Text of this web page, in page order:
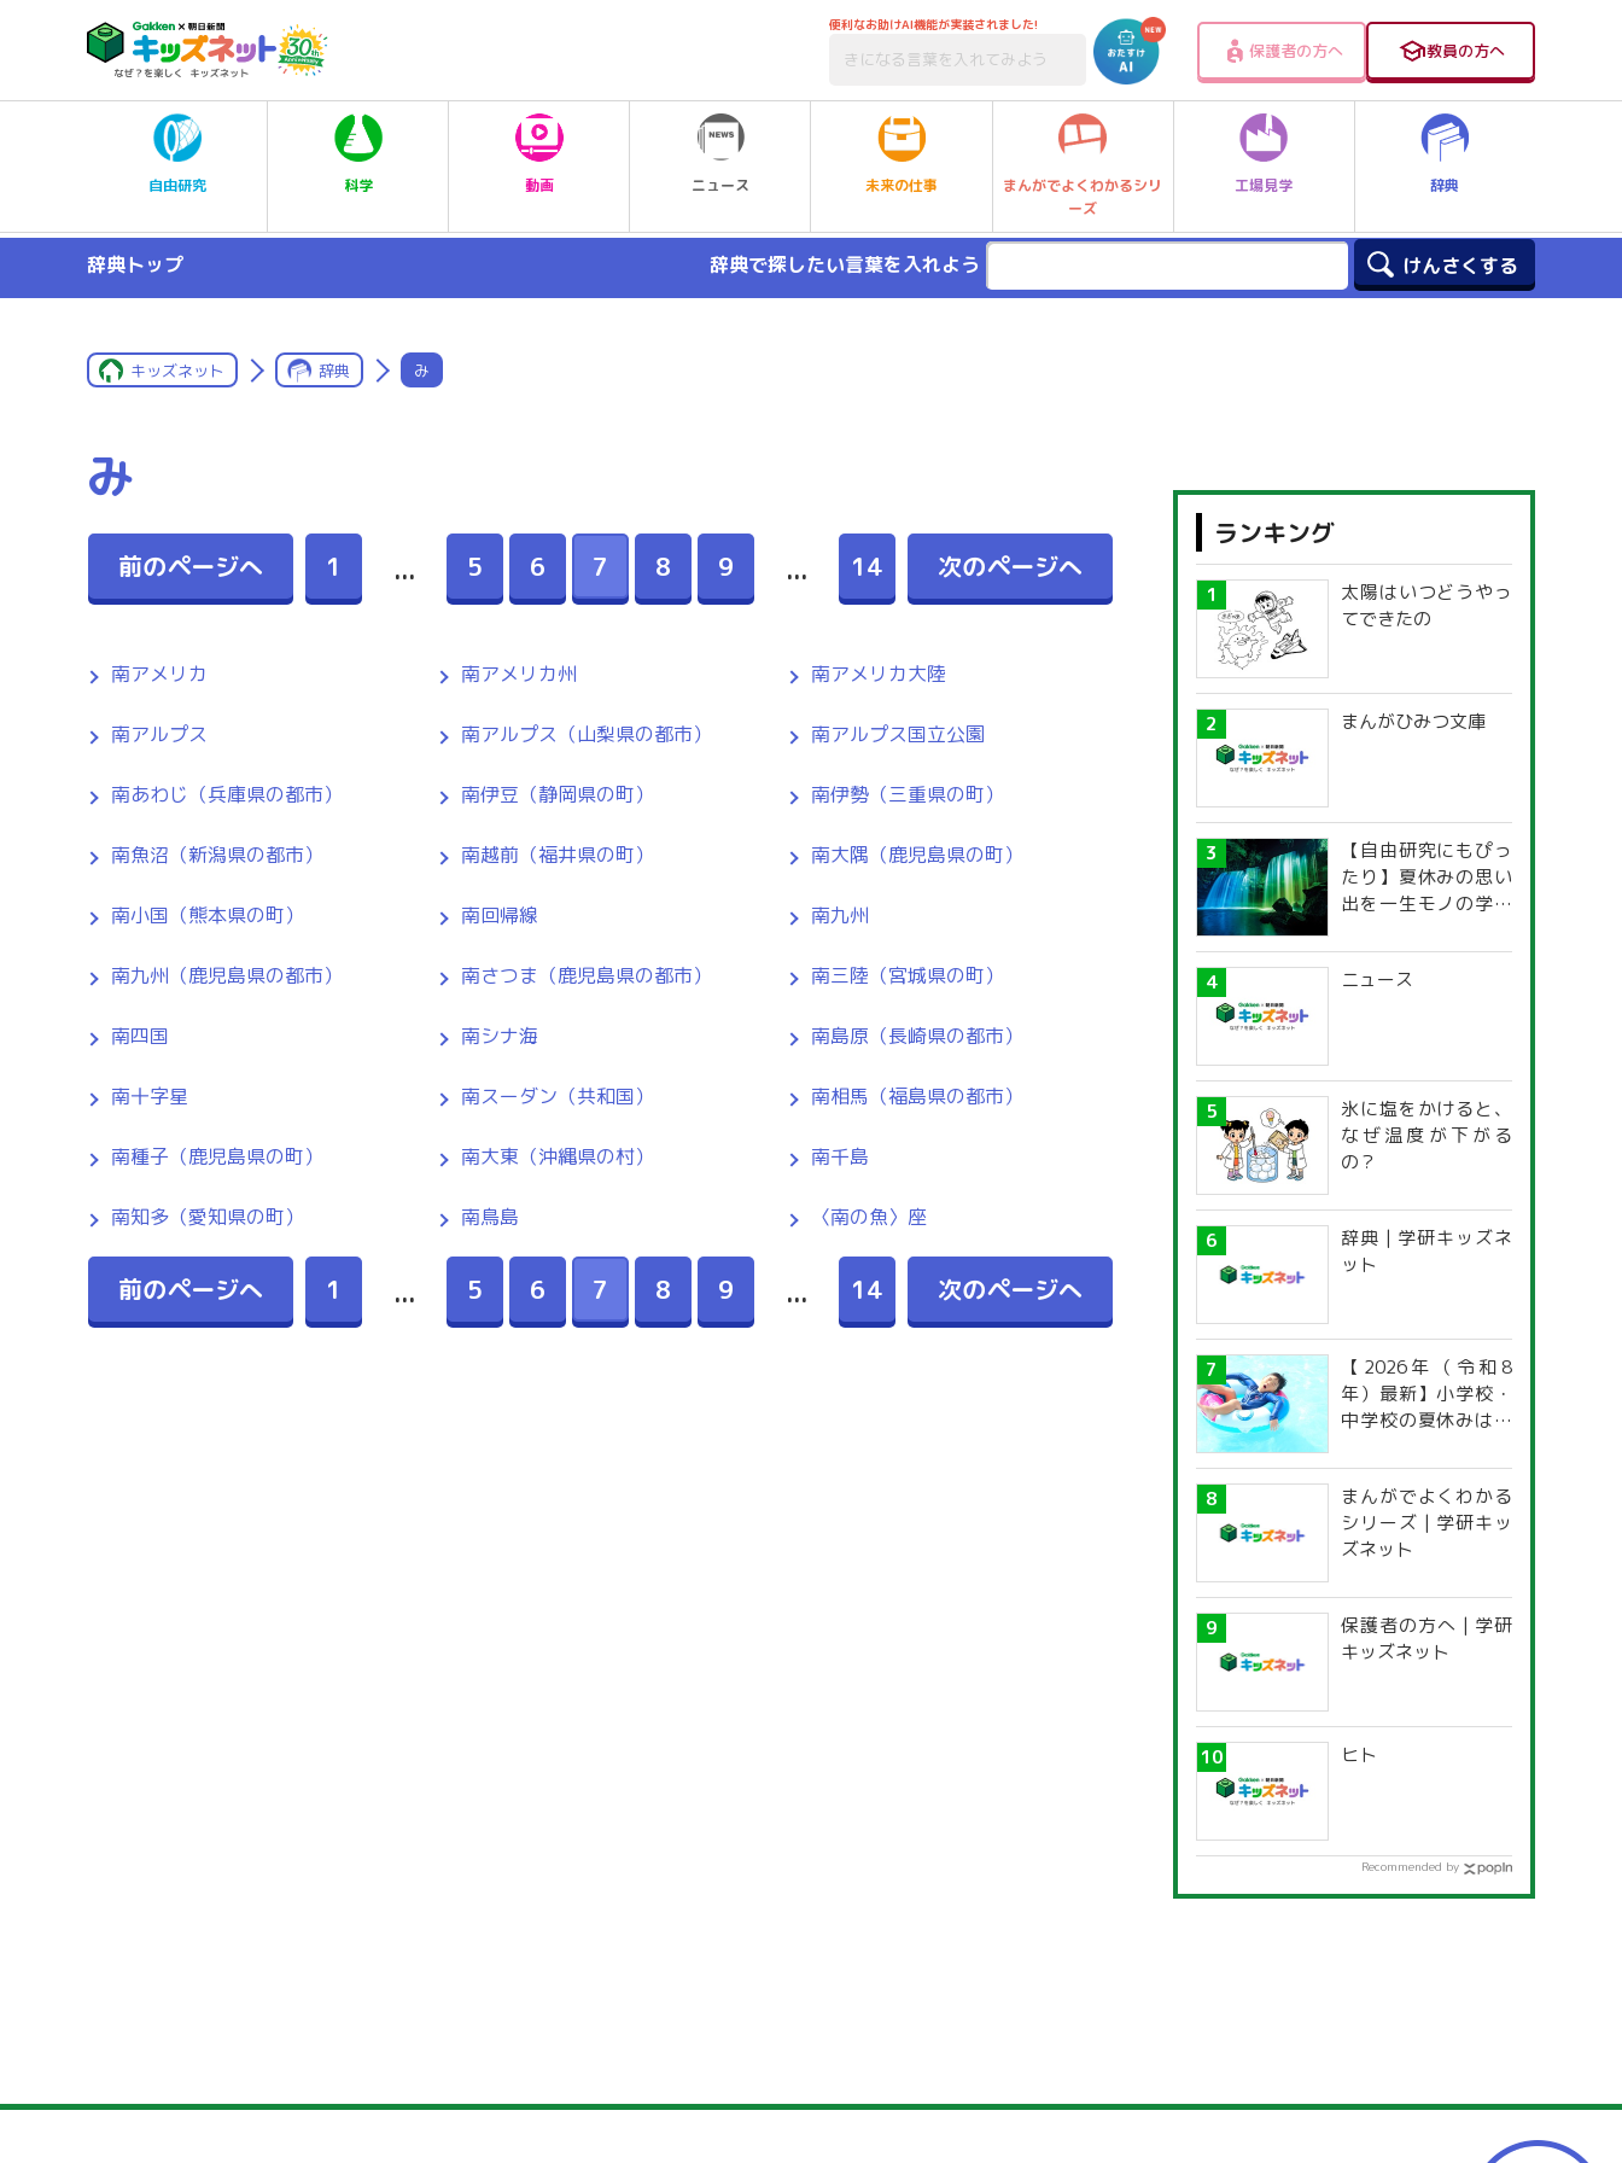
便利なお助けAI機能が実装されました!
保護者の方へ 教員の方へ
自由研究 科学 動画 ニュース 未来の仕事
まんがでよくわかるシリ
ーズ
工場見学 辞典
辞典トップ 辞典で探したい言葉を入れよう
キッズネット 辞典 み
み
前のページへ 1 ... 5 6 7 8 9 ... 14 次のページへ
南アメリカ 南アメリカ州 南アメリカ大陸
南アルプス 南アルプス（山梨県の都市） 南アルプス国立公園
南あわじ（兵庫県の都市） 南伊豆（静岡県の町） 南伊勢（三重県の町）
南魚沼（新潟県の都市） 南越前（福井県の町） 南大隅（鹿児島県の町）
南小国（熊本県の町） 南回帰線 南九州
南九州（鹿児島県の都市） 南さつま（鹿児島県の都市） 南三陸（宮城県の町）
南四国 南シナ海 南島原（長崎県の都市）
南十字星 南スーダン（共和国） 南相馬（福島県の都市）
南種子（鹿児島県の町） 南大東（沖縄県の村） 南千島
南知多（愛知県の町） 南鳥島 〈南の魚〉座
前のページへ 1 ... 5 6 7 8 9 ... 14 次のページへ
ランキング
太陽はいつどうやっ
てできたの
まんがひみつ文庫
【自由研究にもぴっ
たり】夏休みの思い
出を一生モノの学び
探究ガイド
ニュース
氷に塩をかけると、
なぜ温度が下がる
の？
辞典 | 学研キッズネ
ット
【2026年（令和8
年）最新】小学校・
中学校の夏休みはい
道府県別「夏季休暇
一覧」
まんがでよくわかる
シリーズ | 学研キッ
ズネット
保護者の方へ | 学研
キッズネット
ヒト
Recommended by